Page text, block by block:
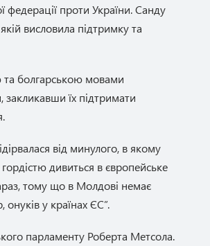
федерації проти України. Санду
висловила підтримку та
та болгарською мовами
їх підтримати
від минулого, в якому
дивиться в європейське
тому що в Молдові немає
онуків у країнах ЄС”.
парламенту Роберта Метсола.